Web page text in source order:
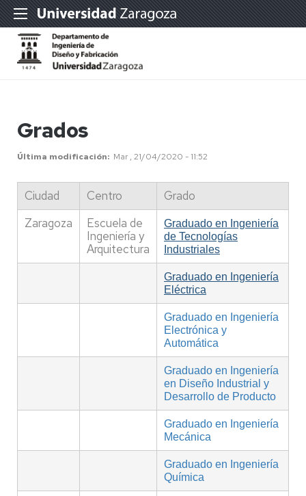
Grados
Última modificación Mar , 21/04/2020 - 11:52
Ciudad Centro
Grado
Zaragoza
Escuela de
Ingeniería y
Arquitectura
Graduado en Ingeniería
de Tecnologías
Industriales
Graduado en Ingeniería
Eléctrica
Graduado en Ingeniería
Electrónica y
Automática
Graduado en Ingeniería
en Diseño Industrial y
Desarrollo de Producto
Graduado en Ingeniería
Mecánica
Graduado en Ingeniería
Química